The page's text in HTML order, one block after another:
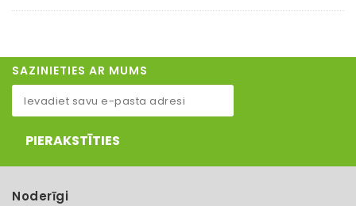
SAZINIETIES AR MUMS
PIERAKSTĪTIES
Noderīgi